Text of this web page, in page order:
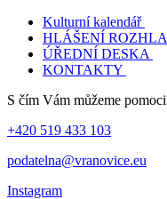
Kulturní kalendář
HLÁŠENÍ
ÚŘEDNÍ DESKA
KONTAKTY
S čím Vám můžeme
+420 519 433 103
podatelna@vranovice.eu
Instagram